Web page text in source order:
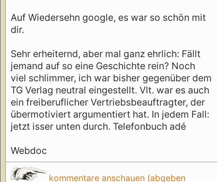
Auf Wiedersehn google, es war so schön mit
dir.
Sehr erheiternd, aber mal ganz ehrlich: Fällt
jemand auf so eine Geschichte rein? Noch
viel schlimmer, ich war bisher gegenüber dem
TG Verlag neutral eingestellt. Vlt. war es auch
ein freiberuflicher Vertriebsbeauftragter, der
übermotiviert argumentiert hat. In jedem Fall:
jetzt isser unten durch. Telefonbuch adé
Webdoc
kommentare anschauen (abgeben